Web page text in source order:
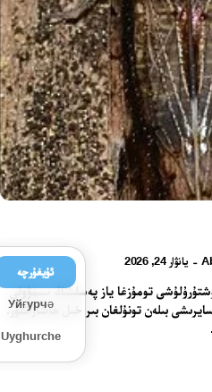
- يانۋار 24, 2026
تومۇزغا ياز پەسلىنىڭ سىمۋولى
بىلەن تونۇلغان بىر خىل ھاشاراتتۇر.
ئۇيغۇرچە
Уйғурчә
Uyghurche